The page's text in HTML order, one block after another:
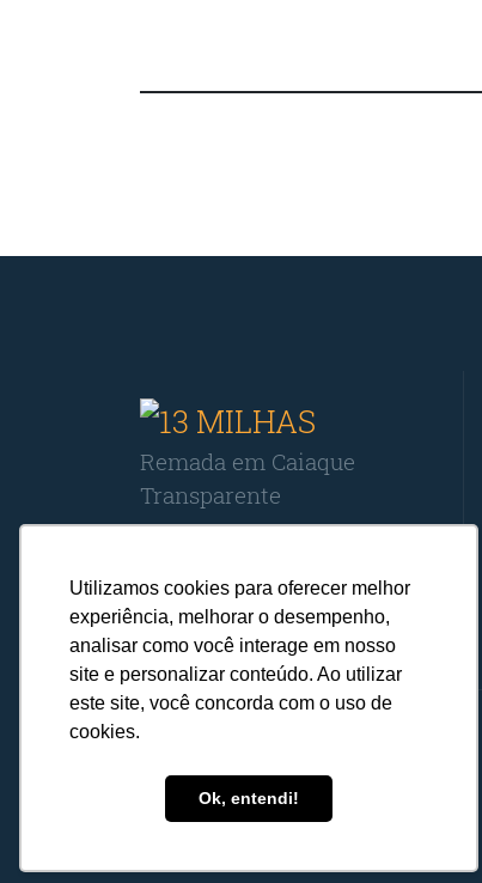
Utilizamos cookies para oferecer melhor
experiência, melhorar o desempenho,
analisar como você interage em nosso
site e personalizar conteúdo. Ao utilizar
este site, você concorda com o uso de
cookies.
Ok, entendi!
Remada em Caiaque
Transparente